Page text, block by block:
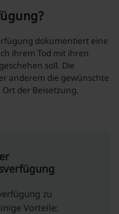
dokumentiert eine
ihrem Tod mit ihren
soll. Die
anderem die gewünschte
der Beisetzung.
zu
Vorteile: